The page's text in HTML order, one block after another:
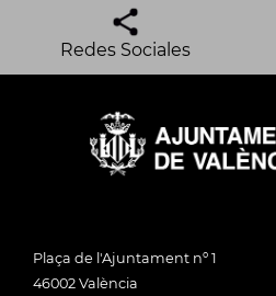
Redes Sociales
Plaça de l'Ajuntament nº 1
46002 València